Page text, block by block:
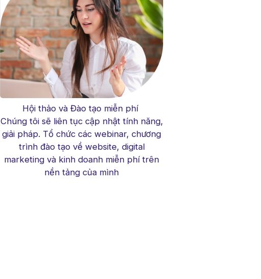
Hội thảo và Đào tạo miễn phí
Chúng tôi sẽ liên tục cập nhật tính năng,
giải pháp. Tổ chức các webinar, chương
trình đào tạo về website, digital
marketing và kinh doanh miễn phí trên
nền tảng của mình